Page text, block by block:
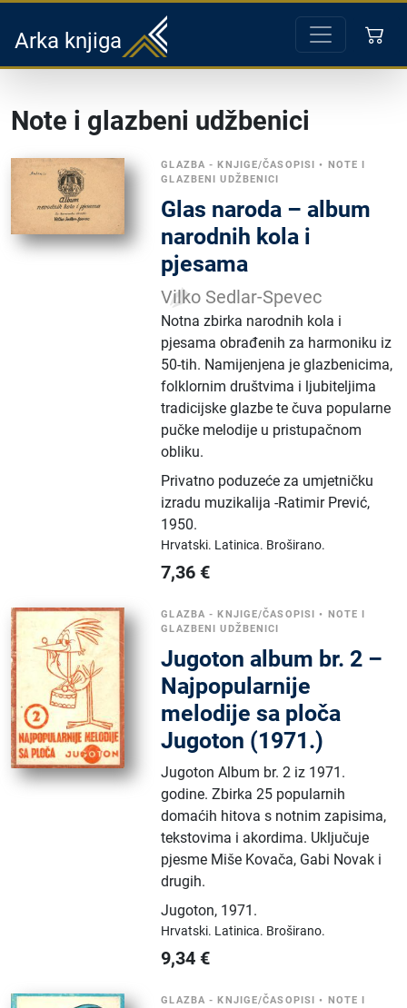
Arka knjiga
Note i glazbeni udžbenici
GLAZBA - KNJIGE/ČASOPISI • NOTE I
GLAZBENI UDŽBENICI
Glas naroda – album
narodnih kola i
pjesama
Vilko Sedlar-Spevec
Notna zbirka narodnih kola i
pjesama obrađenih za harmoniku iz
50-tih. Namijenjena je glazbenicima,
folklornim društvima i ljubiteljima
tradicijske glazbe te čuva popularne
pučke melodije u pristupačnom
obliku.
Privatno poduzeće za umjetničku
izradu muzikalija -Ratimir Prević,
1950.
Hrvatski. Latinica. Broširano.
7,36 €
GLAZBA - KNJIGE/ČASOPISI • NOTE I
GLAZBENI UDŽBENICI
Jugoton album br. 2 –
Najpopularnije
melodije sa ploča
Jugoton (1971.)
Jugoton Album br. 2 iz 1971.
godine. Zbirka 25 popularnih
domaćih hitova s notnim zapisima,
tekstovima i akordima. Uključuje
pjesme Miše Kovača, Gabi Novak i
drugih.
Jugoton, 1971.
Hrvatski. Latinica. Broširano.
9,34 €
GLAZBA - KNJIGE/ČASOPISI • NOTE I